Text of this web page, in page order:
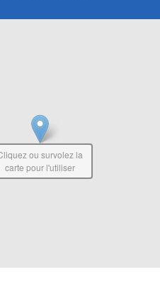
ou survolez la
carte pour l'utiliser